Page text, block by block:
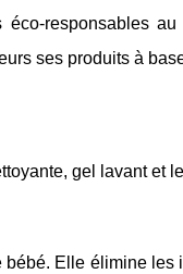
responsables
ses produits à
gel lavant et
Elle élimine